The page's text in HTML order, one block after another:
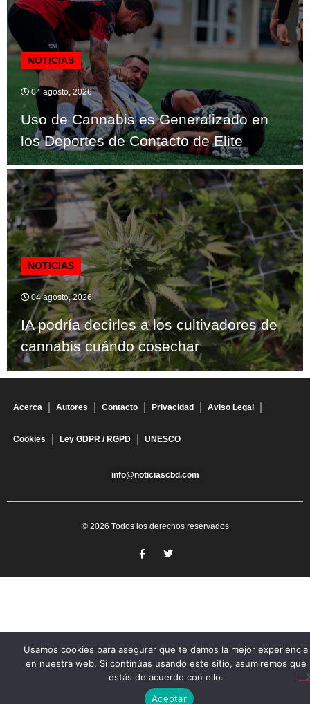
NOTICIAS
04 agosto, 2026
Uso de Cannabis es Generalizado en
los Deportes de Contacto de Elite
NOTICIAS
04 agosto, 2026
IA podría decirles a los cultivadores de
cannabis cuándo cosechar
Acerca Autores Contacto Privacidad Aviso Legal
Cookies Ley GDPR / RGPD UNESCO
info@noticiascbd.com
© 2026 Todos los derechos reservados
Usamos cookies para asegurar que te damos la mejor experiencia
en nuestra web. Si continúas usando este sitio, asumiremos que
estás de acuerdo con ello.
Aceptar